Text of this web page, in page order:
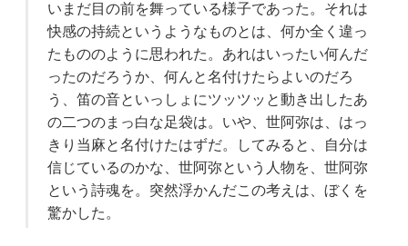
いまだ目の前を舞っている様子であった。それは
快感の持続というようなものとは、何か全く違っ
たもののように思われた。あれはいったい何んだ
ったのだろうか、何んと名付けたらよいのだろ
う、笛の音といっしょにツッツッと動き出したあ
の二つのまっ白な足袋は。いや、世阿弥は、はっ
きり当麻と名付けたはずだ。してみると、自分は
信じているのかな、世阿弥という人物を、世阿弥
という詩魂を。突然浮かんだこの考えは、ぼくを
驚かした。